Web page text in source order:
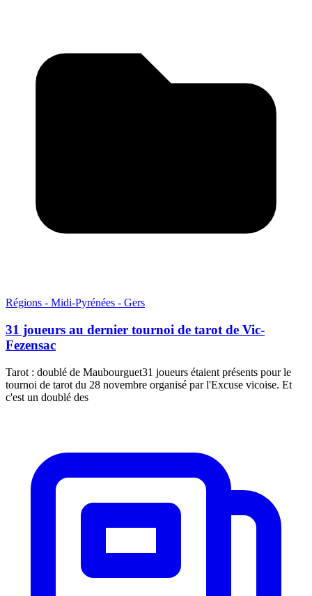
Régions - Midi-Pyrénées - Gers
31 joueurs au dernier tournoi de tarot de Vic-
Fezensac
Tarot : doublé de Maubourguet31 joueurs étaient présents pour le
tournoi de tarot du 28 novembre organisé par l'Excuse vicoise. Et
c'est un doublé des